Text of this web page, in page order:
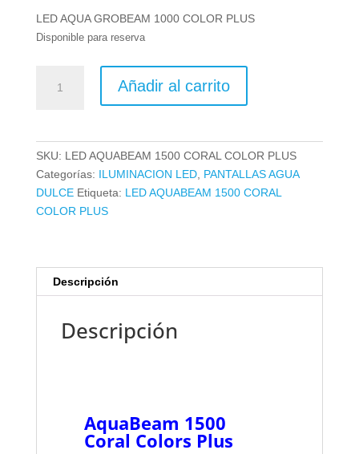
LED AQUA GROBEAM 1000 COLOR PLUS
Disponible para reserva
AQUABEAM
cantidad
Añadir al carrito
SKU: LED AQUABEAM 1500 CORAL COLOR PLUS
Categorías: ILUMINACION LED, PANTALLAS AGUA
DULCE Etiqueta: LED AQUABEAM 1500 CORAL
COLOR PLUS
Descripción
Descripción
AquaBeam 1500
Coral Colors Plus